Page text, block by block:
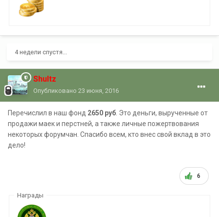
4 недели спустя...
Shultz
Опубликовано 23 июня, 2016
Перечислил в наш фонд 2650 руб . Это деньги, вырученные от
продажи маек и перстней, а также личные пожертвования
некоторых форумчан. Спасибо всем, кто внес свой вклад в это
дело!
6
Награды